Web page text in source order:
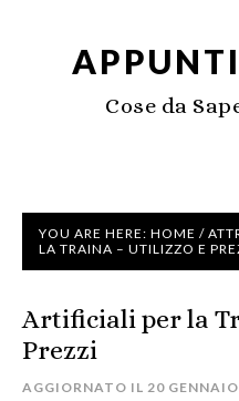
Cose da
YOU ARE HERE: HOME /
LA TRAINA – UTILIZZO E
Artificiali per la
Prezzi
AGGIORNATO IL 20